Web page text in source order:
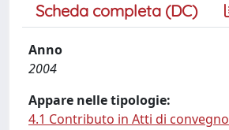
Scheda completa (DC)
Anno
2004
Appare nelle tipologie:
4.1 Contributo in Atti di convegno